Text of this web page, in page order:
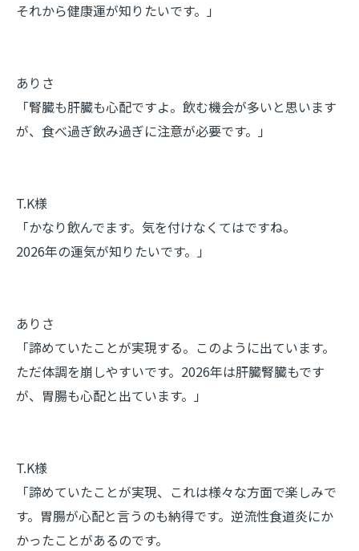
それから健康運が知りたいです。」
ありさ
「腎臓も肝臓も心配ですよ。飲む機会が多いと思います
が、食べ過ぎ飲み過ぎに注意が必要です。」
T.K様
「かなり飲んでます。気を付けなくてはですね。
2026年の運気が知りたいです。」
ありさ
「諦めていたことが実現する。このように出ています。
ただ体調を崩しやすいです。2026年は肝臓腎臓もです
が、胃腸も心配と出ています。」
T.K様
「諦めていたことが実現、これは様々な方面で楽しみで
す。胃腸が心配と言うのも納得です。逆流性食道炎にか
かったことがあるのです。